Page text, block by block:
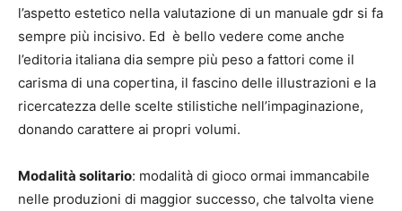
l’aspetto estetico nella valutazione di un manuale gdr si fa
sempre più incisivo. Ed è bello vedere come anche
l’editoria italiana dia sempre più peso a fattori come il
carisma di una copertina, il fascino delle illustrazioni e la
ricercatezza delle scelte stilistiche nell’impaginazione,
donando carattere ai propri volumi.
Modalità solitario: modalità di gioco ormai immancabile
nelle produzioni di maggior successo, che talvolta viene